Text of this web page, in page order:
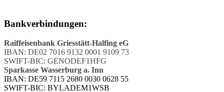
Bankverbindungen:
Raiffeisenbank Griesstätt-Halfing eG
IBAN: DE02 7016 9132 0001 9109 73
SWIFT-BIC: GENODEF1HFG
Sparkasse Wasserburg a. Inn
IBAN: DE59 7115 2680 0030 0628 55
SWIFT-BIC: BYLADEM1WSB